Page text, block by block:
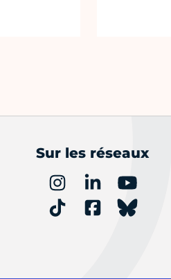
Sur les réseaux